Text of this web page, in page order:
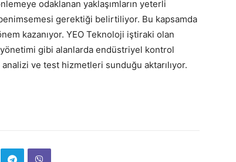
odaklanan yaklaşımların yeterli
benimsemesi gerektiği belirtiliyor. Bu kapsamda
kazanıyor. YEO Teknoloji iştiraki olan
gibi alanlarda endüstriyel kontrol
ve test hizmetleri sunduğu aktarılıyor.